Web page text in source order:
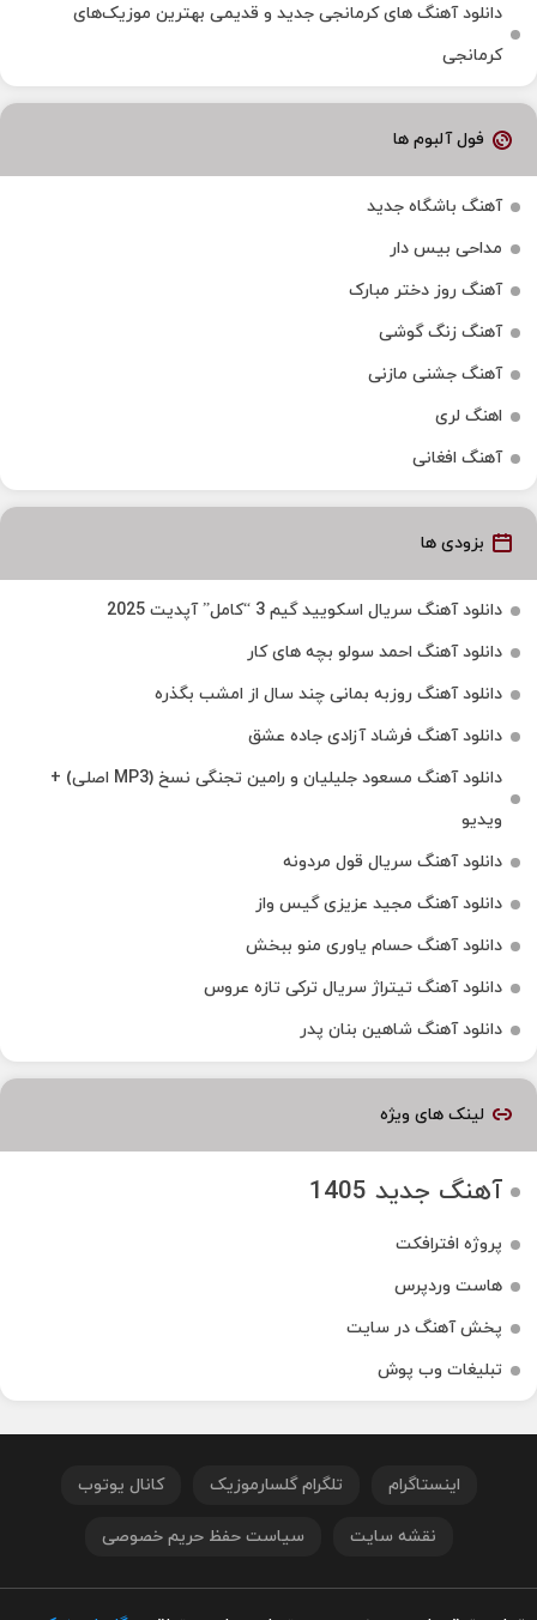
دانلود آهنگ‌ های کرمانجی جدید و قدیمی بهترین موزیک‌های
کرمانجی
فول آلبوم ها
آهنگ باشگاه جدید
مداحی بیس دار
آهنگ روز دختر مبارک
آهنگ زنگ گوشی
آهنگ جشنی مازنی
اهنگ لری
آهنگ افغانی
بزودی ها
دانلود آهنگ سریال اسکویید گیم 3 “کامل” آپدیت 2025
دانلود آهنگ احمد سولو بچه های کار
دانلود آهنگ روزبه بمانی چند سال از امشب بگذره
دانلود آهنگ فرشاد آزادی جاده عشق
دانلود آهنگ مسعود جلیلیان و رامین تجنگی نسخ (MP3 اصلی) +
ویدیو
دانلود آهنگ سریال قول مردونه
دانلود آهنگ مجید عزیزی گیس واز
دانلود آهنگ حسام یاوری منو ببخش
دانلود آهنگ تیتراژ سریال ترکی تازه عروس
دانلود آهنگ شاهین بنان پدر
لینک های ویژه
آهنگ جدید 1405
پروژه افترافکت
هاست وردپرس
پخش آهنگ در سایت
تبلیغات وب پوش
اینستاگرام تلگرام گلسارموزیک کانال یوتوب
نقشه سایت سیاست حفظ حریم خصوصی